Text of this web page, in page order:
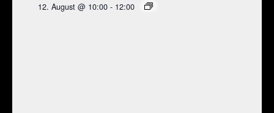
12. August @ 10:00 - 12:00